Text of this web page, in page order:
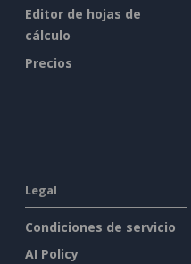
Editor de hojas de
cálculo
Precios
Legal
Condiciones de servicio
AI Policy